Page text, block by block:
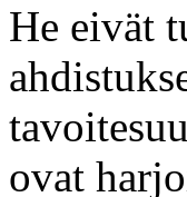
He eivät
ovat